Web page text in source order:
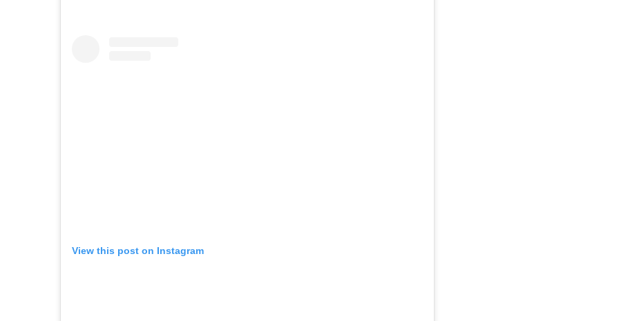
View this post on Instagram